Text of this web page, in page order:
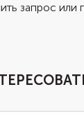
запрос или